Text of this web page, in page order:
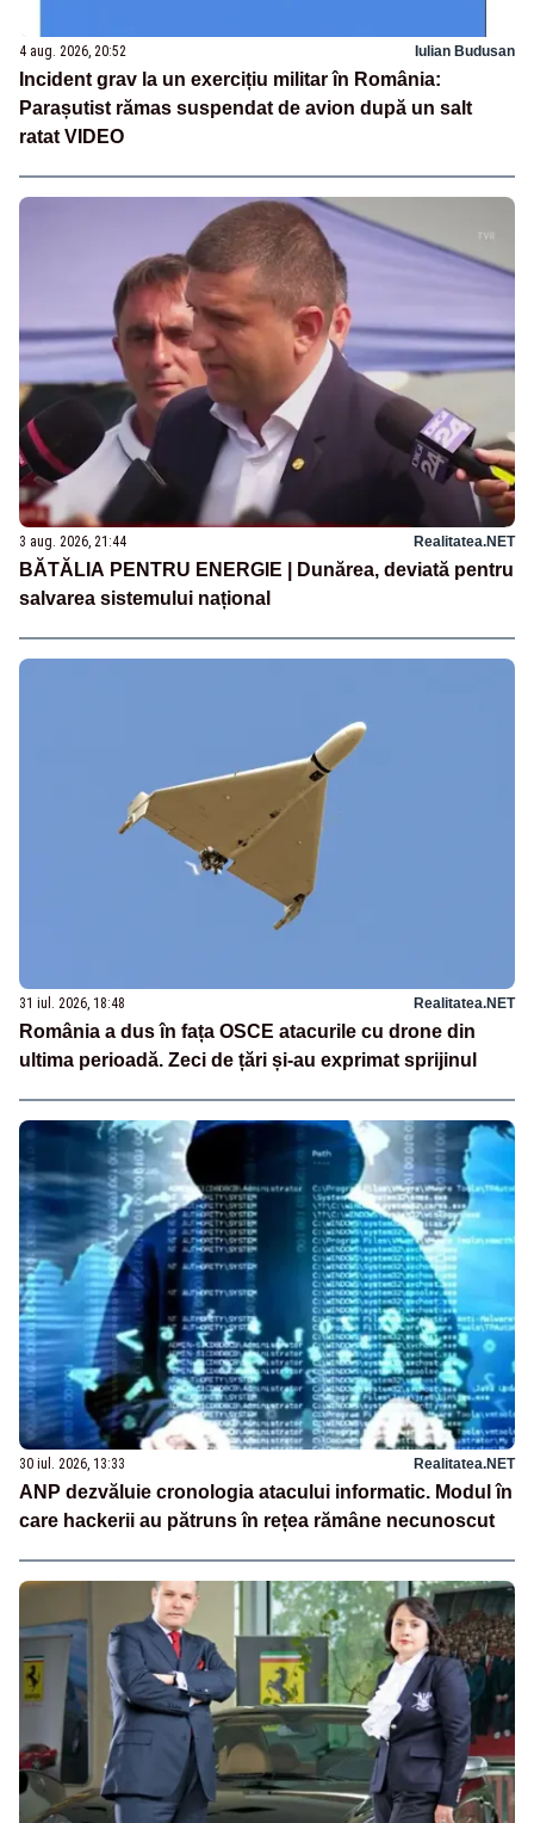
4 aug. 2026, 20:52 Iulian Budusan
Incident grav la un exercițiu militar în România:
Parașutist rămas suspendat de avion după un salt
ratat VIDEO
3 aug. 2026, 21:44 Realitatea.NET
BĂTĂLIA PENTRU ENERGIE | Dunărea, deviată pentru
salvarea sistemului național
31 iul. 2026, 18:48 Realitatea.NET
România a dus în fața OSCE atacurile cu drone din
ultima perioadă. Zeci de țări și-au exprimat sprijinul
30 iul. 2026, 13:33 Realitatea.NET
ANP dezvăluie cronologia atacului informatic. Modul în
care hackerii au pătruns în rețea rămâne necunoscut